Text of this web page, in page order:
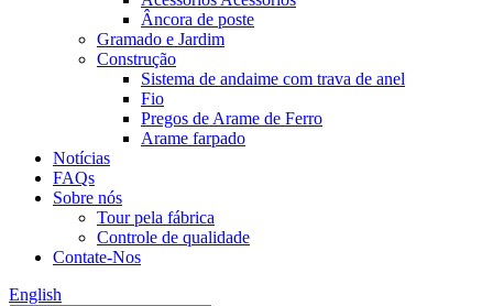
Âncora de poste
Gramado e Jardim
Construção
Sistema de andaime com trava de anel
Fio
Pregos de Arame de Ferro
Arame farpado
Notícias
FAQs
Sobre nós
Tour pela fábrica
Controle de qualidade
Contate-Nos
English